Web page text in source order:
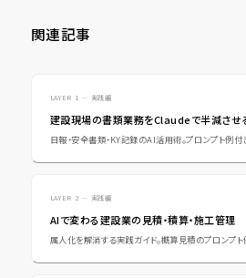
関連記事
LAYER 1 — 実践編
建設現場の書類業務をClaudeで半減させ
日報・安全書類・KY記録のAI活用術。プロンプト例付
LAYER 2 — 実践編
AIで変わる建設業の見積・積算・施工管理
属人化を解消する実践ガイド。概算見積のプロンプ